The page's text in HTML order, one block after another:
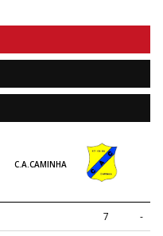
C.A.CAMINHA
7 -